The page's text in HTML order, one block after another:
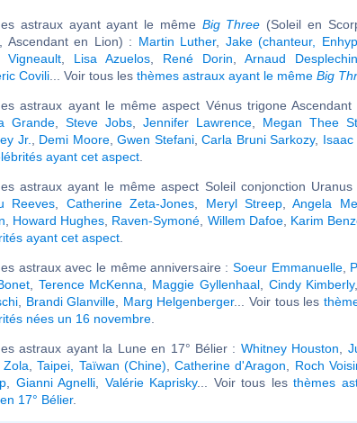
astraux ayant ayant le même Big Three (Soleil en
Ascendant en Lion) : Martin Luther, Jake (chanteur,
Vigneault
Lisa Azuelos René Dorin Arnaud Desplechin
Covili ... Voir tous les thèmes astraux ayant le même Big
astraux ayant le même aspect Vénus trigone Ascendant
Grande
Steve Jobs Jennifer Lawrence Megan Thee
Jr.
Demi Moore,Gwen Stefani,Carla Bruni Sarkozy, Isaac
ayant cet aspect
astraux ayant le même aspect Soleil conjonction
Reeves
Catherine Zeta-Jones Meryl Streep,Angela
Howard Hughes Raven-Symoné Willem Dafoe, Karim
ayant cet aspect
astraux avec le même anniversaire : Soeur Emmanuelle,
, Terence McKenna Maggie Gyllenhaal, Cindy Kimberly
Brandi Glanville Marg Helgenberger... Voir tous les
nées un 16 novembre
astraux ayant la Lune en 17° Bélier : Whitney Houston
Zola ,Taipei, Taïwan (Chine) ,Catherine d'Aragon Roch
Gianni Agnelli Valérie Kaprisky... Voir tous lesthèmes
17° Bélier.